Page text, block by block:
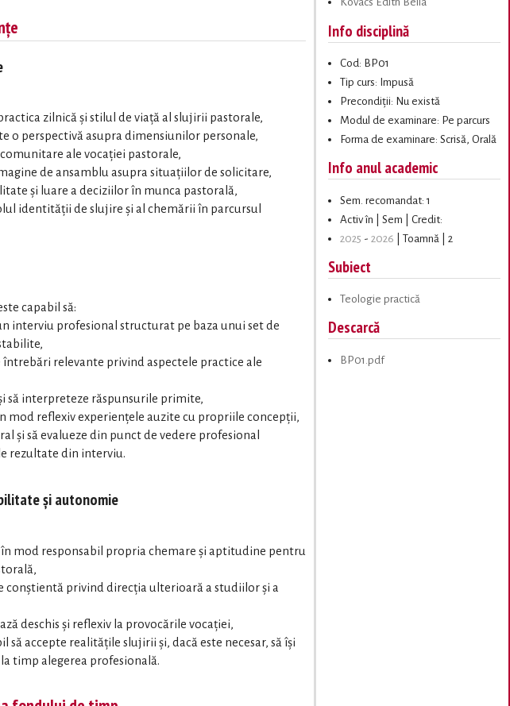
zilnică și stilul de viață al slujirii pastorale,
o perspectivă asupra dimensiunilor personale,
ale vocației pastorale,
de ansamblu asupra situațiilor de solicitare,
și luare a deciziilor în munca pastorală,
identității de slujire și al chemării în parcursul
capabil să:
interviu profesional structurat pe baza unui set de
întrebări relevante privind aspectele practice ale
și să interpreteze răspunsurile primite,
mod reflexiv experiențele auzite cu propriile concepții,
și să evalueze din punct de vedere profesional
rezultate din interviu.
și autonomie
în mod responsabil propria chemare și aptitudine pentru
conștientă privind direcția ulterioară a studiilor și a
deschis și reflexiv la provocările vocației,
să accepte realitățile slujirii și, dacă este necesar, să își
timp alegerea profesională.
Info disciplină
Cod: BP01
Tip curs: Impusă
Precondiții: Nu există
Modul de examinare: Pe parcurs
Forma de examinare: Scrisă, Orală
Info anul academic
Sem. recomandat: 1
Activ în | Sem | Credit:
2025 - 2026 | Toamnă | 2
Subiect
Teologie practică
Descarcă
BP01.pdf